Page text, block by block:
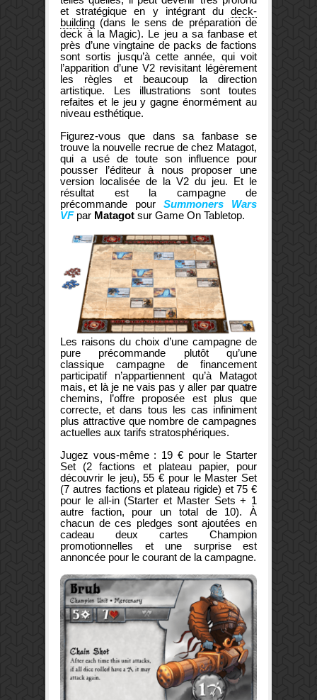
et stratégique en y intégrant du deck-
building (dans le sens de préparation de
deck à la Magic). Le jeu a sa fanbase et
près d’une vingtaine de packs de factions
sont sortis jusqu’à cette année, qui voit
l’apparition d’une V2 revisitant légèrement
les règles et beaucoup la direction
artistique. Les illustrations sont toutes
refaites et le jeu y gagne énormément au
niveau esthétique.
Figurez-vous que dans sa fanbase se
trouve la nouvelle recrue de chez Matagot,
qui a usé de toute son influence pour
pousser l’éditeur à nous proposer une
version localisée de la V2 du jeu. Et le
résultat est la campagne de
précommande pour Summoners Wars
VFpar Matagot sur Game On Tabletop.
Les raisons du choix d’une campagne de
pure précommande plutôt qu’une
classique campagne de financement
participatif n’appartiennent qu’à Matagot
mais, et là je ne vais pas y aller par quatre
chemins, l’offre proposée est plus que
correcte, et dans tous les cas infiniment
plus attractive que nombre de campagnes
actuelles aux tarifs stratosphériques.
Jugez vous-même : 19 € pour le Starter
Set (2 factions et plateau papier, pour
découvrir le jeu), 55 € pour le Master Set
(7 autres factions et plateau rigide) et 75 €
pour le all-in (Starter et Master Sets + 1
autre faction, pour un total de 10). À
chacun de ces pledges sont ajoutées en
cadeau deux cartes Champion
promotionnelles et une surprise est
annoncée pour le courant de la campagne.